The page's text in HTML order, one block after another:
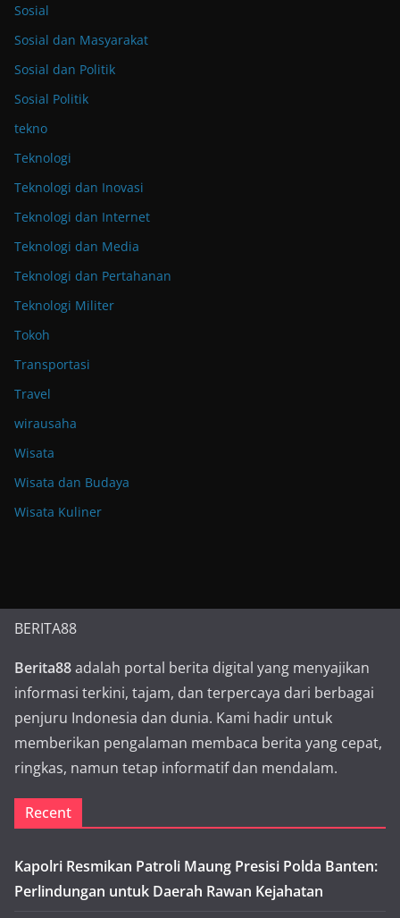
Sosial
Sosial dan Masyarakat
Sosial dan Politik
Sosial Politik
tekno
Teknologi
Teknologi dan Inovasi
Teknologi dan Internet
Teknologi dan Media
Teknologi dan Pertahanan
Teknologi Militer
Tokoh
Transportasi
Travel
wirausaha
Wisata
Wisata dan Budaya
Wisata Kuliner
BERITA88
Berita88adalah portal berita digital yang menyajikan
informasi terkini, tajam, dan terpercaya dari berbagai
penjuru Indonesia dan dunia. Kami hadir untuk
memberikan pengalaman membaca berita yang cepat,
ringkas, namun tetap informatif dan mendalam.
Recent
Kapolri Resmikan Patroli Maung Presisi Polda Banten:
Perlindungan untuk Daerah Rawan Kejahatan